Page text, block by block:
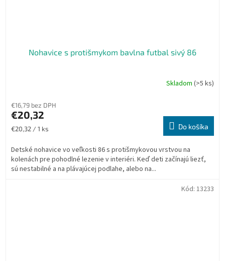
Nohavice s protišmykom bavlna futbal sivý 86
Skladom (>5 ks)
€16,79 bez DPH
€20,32
Jednotková
€20,32 / 1 ks Do košíka
Detské nohavice vo veľkosti 86 s protišmykovou vrstvou na
kolenách pre pohodlné lezenie v interiéri. Keď deti začínajú liezť,
sú nestabilné a na plávajúcej podlahe, alebo na...
Kód: 13233